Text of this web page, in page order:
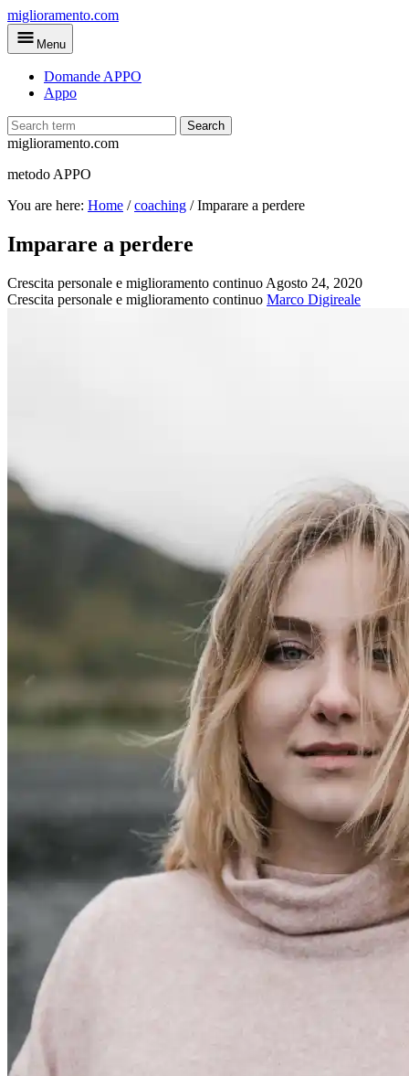
Skip
to
main
miglioramento.com
Menu
Domande APPO
Appo
Search
miglioramento.com
metodo APPO
You are here: Home /coaching /Imparare a perdere
Imparare a perdere
Crescita personale e miglioramento continuo Agosto 24, 2020
Crescita personale e miglioramento continuo Marco Digireale